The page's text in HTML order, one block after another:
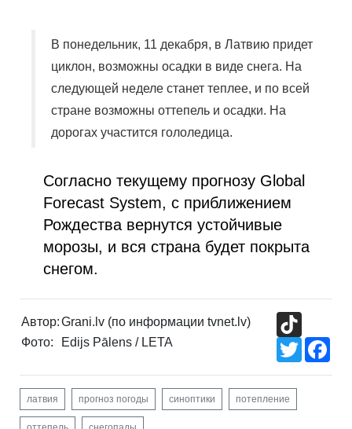
В понедельник, 11 декабря, в Латвию придет
циклон, возможны осадки в виде снега. На
следующей неделе станет теплее, и по всей
стране возможны оттепель и осадки. На
дорогах участится гололедица.
Согласно текущему прогнозу Global
Forecast System, с приближением
Рождества вернутся устойчивые
морозы, и вся страна будет покрыта
снегом.
Автор:Grani.lv (по информации tvnet.lv)
Фото:
Edijs Pālens / LETA
Twitter
латвия прогноз погоды синоптики потепление